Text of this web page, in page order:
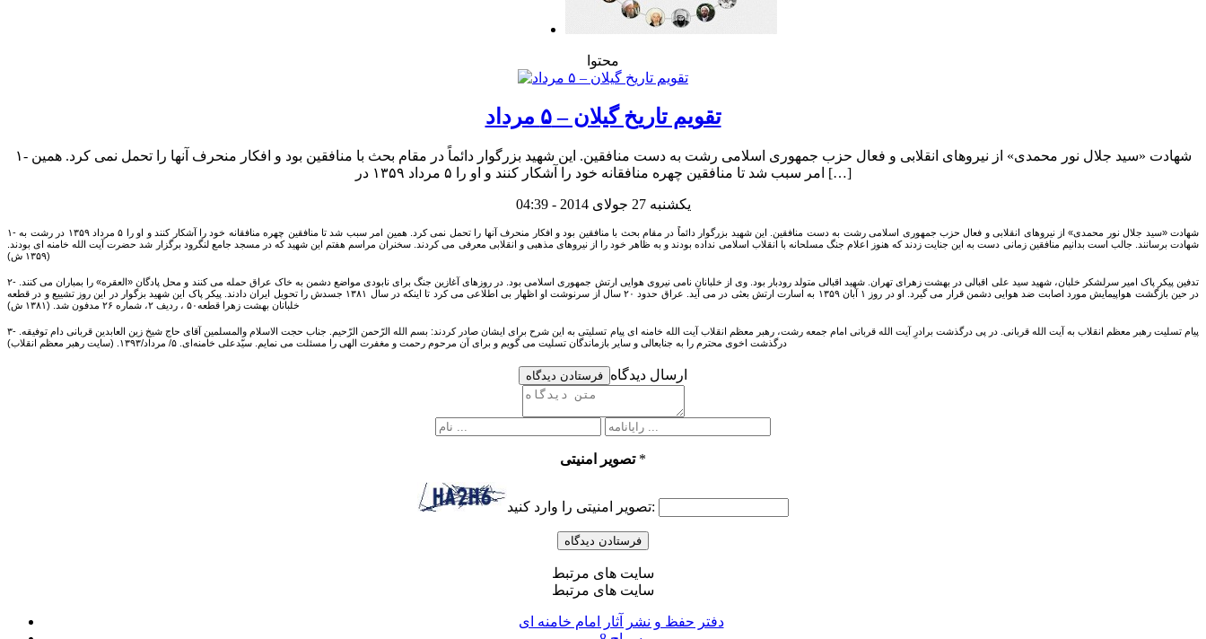
محتوا
تقویم تاریخ گیلان – ۵ مرداد
۱- شهادت «سید جلال نور محمدی» از نیروهای انقلابی و فعال حزب جمهوری اسلامی رشت به دست منافقین. این شهید بزرگوار دائماً در مقام بحث با منافقین بود و افکار منحرف آنها را تحمل نمی کرد. همین
امر سبب شد تا منافقین چهره منافقانه خود را آشکار کنند و او را ۵ مرداد ۱۳۵۹ در […]
یکشنبه 27 جولای 2014 - 04:39
۱- شهادت «سید جلال نور محمدی» از نیروهای انقلابی و فعال حزب جمهوری اسلامی رشت به دست منافقین. این شهید بزرگوار دائماً در مقام بحث با منافقین بود و افکار منحرف آنها را تحمل نمی کرد. همین امر سبب شد تا منافقین چهره منافقانه خود را آشکار کنند و او را ۵ مرداد ۱۳۵۹ در رشت به
شهادت برسانند. جالب است بدانیم منافقین زمانی دست به این جنایت زدند که هنوز اعلام جنگ مسلحانه با انقلاب اسلامی نداده بودند و به ظاهر خود را از نیروهای مذهبی و انقلابی معرفی می کردند. سخنران مراسم هفتم این شهید که در مسجد جامع لنگرود برگزار شد حضرت آیت الله خامنه ای بودند.
(۱۳۵۹ ش)
۲- تدفین پیکر پاک امیر سرلشکر خلبان، شهید سید علی اقبالی در بهشت زهرای تهران. شهید اقبالی متولد رودبار بود. وی از خلبانان نامی نیروی هوایی ارتش جمهوری اسلامی بود. در روزهای آغازین جنگ برای نابودی مواضع دشمن به خاک عراق حمله می کنند و محل پادگان «العقره» را بمباران می کنند.
در حین بازگشت هواپیمایش مورد اصابت ضد هوایی دشمن قرار می گیرد. او در روز ۱ آبان ۱۳۵۹ به اسارت ارتش بعثی در می آید. عراق حدود ۲۰ سال از سرنوشت او اظهار بی اطلاعی می کرد تا اینکه در سال ۱۳۸۱ جسدش را تحویل ایران دادند. پیکر پاک این شهید بزگوار در این روز تشییع و در قطعه
خلبانان بهشت زهرا قطعه۵۰ ، ردیف ۲، شماره ۲۶ مدفون شد. (۱۳۸۱ ش)
۳- پیام تسلیت رهبر معظم انقلاب به آیت الله قربانی. در پی درگذشت برادرِ آیت الله قربانی امام جمعه رشت، رهبر معظم انقلاب آیت الله خامنه ای پیام تسلیتی به این شرح برای ایشان صادر کردند: بسم الله الرّحمن الرّحیم. جناب حجت الاسلام والمسلمین آقای حاج شیخ زین العابدین قربانی دام توفیقه.
درگذشت اخوی محترم را به جنابعالی و سایر بازماندگان تسلیت می گویم و برای آن مرحوم رحمت و مغفرت الهی را مسئلت می نمایم. سیّدعلی خامنه‌ای. ۵/ مرداد/۱۳۹۳. (سایت رهبر معظم انقلاب)
فرستادن دیدگاه ارسال دیدگاه
تصویر امنیتی *
تصویر امنیتی را وارد کنید:
سایت های مرتبط
سایت های مرتبط
دفتر حفظ و نشر آثار امام خامنه ای